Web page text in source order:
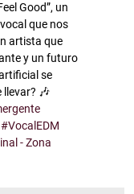
Good”, un
que nos
artista que
y un futuro
se
🎶
#VocalEDM
- Zona